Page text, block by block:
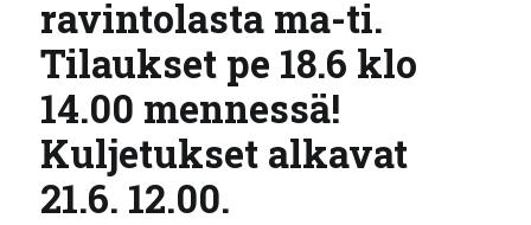
ravintolasta ma-ti.
Tilaukset pe 18.6 klo
14.00 mennessä!
Kuljetukset alkavat
21.6. 12.00.